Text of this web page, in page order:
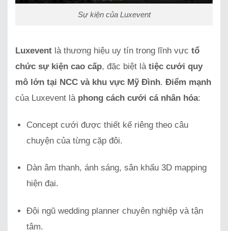
Sự kiện của Luxevent
Luxevent là thương hiệu uy tín trong lĩnh vực tổ
chức sự kiện cao cấp, đặc biệt là tiệc cưới quy
mô lớn tại NCC và khu vực Mỹ Đình. Điểm mạnh
của Luxevent là phong cách cưới cá nhân hóa:
Concept cưới được thiết kế riêng theo câu
chuyện của từng cặp đôi.
Dàn âm thanh, ánh sáng, sân khấu 3D mapping
hiện đại.
Đội ngũ wedding planner chuyên nghiệp và tận
tâm.